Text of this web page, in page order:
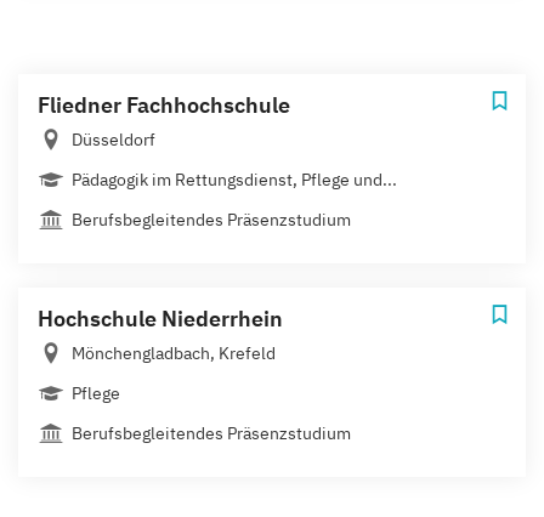
Fliedner Fachhochschule
Düsseldorf
Pädagogik im Rettungsdienst, Pflege und...
Berufsbegleitendes Präsenzstudium
Hochschule Niederrhein
Mönchengladbach, Krefeld
Pflege
Berufsbegleitendes Präsenzstudium